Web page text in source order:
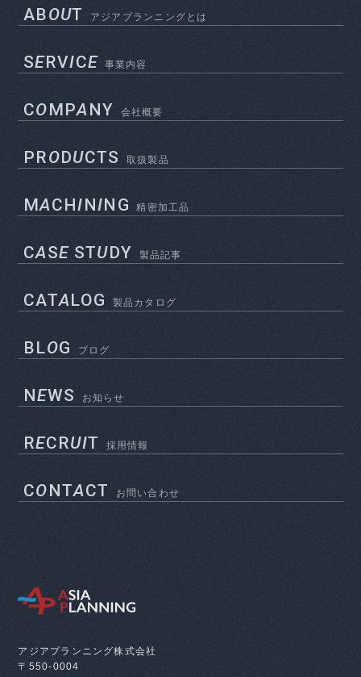
ABOUT アジアプランニングとは
SERVICE 事業内容
COMPA NY 会社概要
PRODUCTS 取扱製品
MACHINING 精密加工品
CASESTUDY 製品記事
CATALOG 製品カタログ
BLOG ブログ
NEWS お知らせ
RECRUIT 採用情報
CONTACT お問い合わせ
アジアプランニング株式会社
〒550-0004